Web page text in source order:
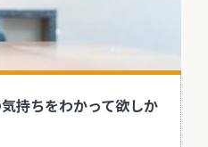
持ちをわかって欲しか